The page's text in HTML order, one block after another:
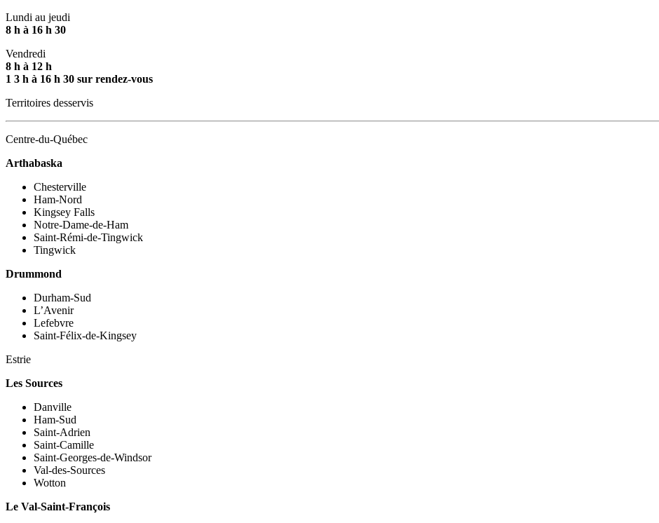
Lundi au jeudi
8 h à 16 h 30
Vendredi
8 h à 12 h
1 3 h à 16 h 30 sur rendez-vous
Territoires desservis
Centre-du-Québec
Arthabaska
Chesterville
Ham-Nord
Kingsey Falls
Notre-Dame-de-Ham
Saint-Rémi-de-Tingwick
Tingwick
Drummond
Durham-Sud
L’Avenir
Lefebvre
Saint-Félix-de-Kingsey
Estrie
Les Sources
Danville
Ham-Sud
Saint-Adrien
Saint-Camille
Saint-Georges-de-Windsor
Val-des-Sources
Wotton
Le Val-Saint-François